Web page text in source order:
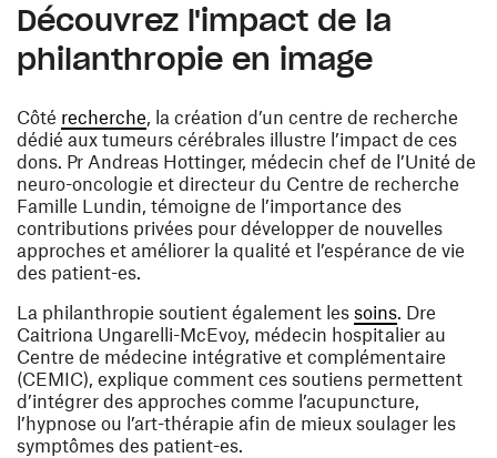
Découvrez l'impact de la
philanthropie en image
Côté recherche (opens in a new window)
, la création d’un centre de recherche
dédié aux tumeurs cérébrales illustre l’impact de ces
dons. Pr Andreas Hottinger, médecin chef de l’Unité de
neuro-oncologie et directeur du Centre de recherche
Famille Lundin, témoigne de l’importance des
contributions privées pour développer de nouvelles
approches et améliorer la qualité et l’espérance de vie
des patient-es.
La philanthropie soutient également les soins(opens in a
. Dre
Caitriona Ungarelli-McEvoy, médecin hospitalier au
Centre de médecine intégrative et complémentaire
(CEMIC), explique comment ces soutiens permettent
d’intégrer des approches comme l’acupuncture,
l’hypnose ou l’art-thérapie afin de mieux soulager les
symptômes des patient-es.